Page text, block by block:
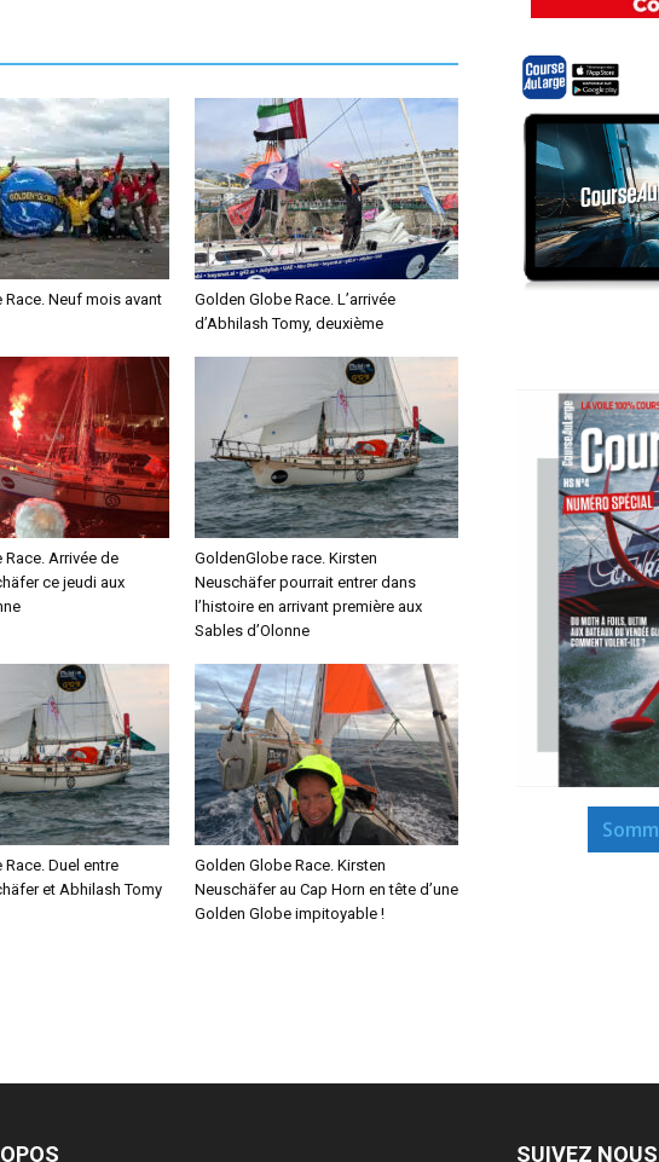
Race. Neuf mois avant
Golden Globe Race. L’arrivée
d’Abhilash Tomy, deuxième
Arrivée de
ce jeudi aux
GoldenGlobe race. Kirsten
Neuschäfer pourrait entrer dans
l’histoire en arrivant première aux
Sables d’Olonne
Duel entre
et Abhilash Tomy
Golden Globe Race. Kirsten
Neuschäfer au Cap Horn en tête d’une
Golden Globe impitoyable !
SUIVEZ NOUS